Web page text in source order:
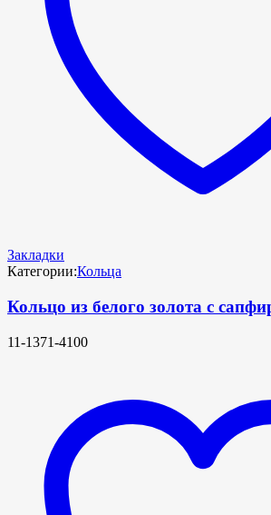
Закладки
Категории:Кольца
Кольцо из белого золота с
11-1371-4100